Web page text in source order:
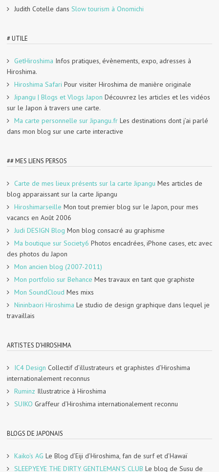
Judith Cotelle dans Slow tourism à Onomichi
# UTILE
GetHiroshima Infos pratiques, évènements, expo, adresses à
Hiroshima.
Hiroshima Safari Pour visiter Hiroshima de manière originale
Jipangu | Blogs et Vlogs Japon Découvrez les articles et les vidéos
sur le Japon à travers une carte.
Ma carte personnelle sur Jipangu.fr Les destinations dont j’ai parlé
dans mon blog sur une carte interactive
## MES LIENS PERSOS
Carte de mes lieux présents sur la carte Jipangu Mes articles de
blog apparaissant sur la carte Jipangu
Hiroshimarseille Mon tout premier blog sur le Japon, pour mes
vacancs en Août 2006
Judi DESIGN Blog Mon blog consacré au graphisme
Ma boutique sur Society6 Photos encadrées, iPhone cases, etc avec
des photos du Japon
Mon ancien blog (2007-2011)
Mon portfolio sur Behance Mes travaux en tant que graphiste
Mon SoundCloud Mes mixs
Nininbaori Hiroshima Le studio de design graphique dans lequel je
travaillais
ARTISTES D'HIROSHIMA
IC4 Design Collectif d’illustrateurs et graphistes d’Hiroshima
internationalement reconnus
Ruminz Illustratrice à Hiroshima
SUIKO Graffeur d’Hiroshima internationalement reconnu
BLOGS DE JAPONAIS
Kaiko's AG Le Blog d’Eiji d’Hiroshima, fan de surf et d’Hawaï
SLEEPYEYE THE DIRTY GENTLEMAN'S CLUB Le blog de Susu de